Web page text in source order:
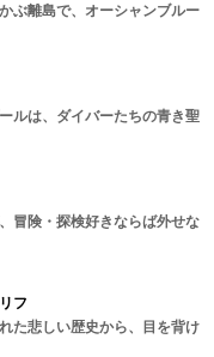
ぶ離島で、オーシャンブルー
ルは、ダイバーたちの青き聖
冒険・探検好きならば外せな
フ
た悲しい歴史から、目を背け